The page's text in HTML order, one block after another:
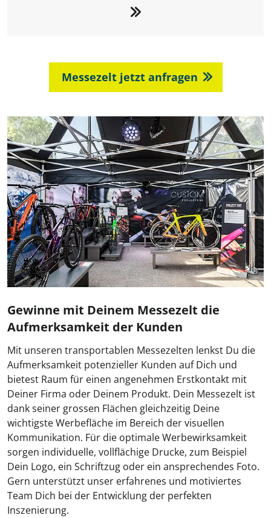
Messezelt jetzt anfragen
Gewinne mit Deinem Messezelt die
Aufmerksamkeit der Kunden
Mit unseren transportablen Messezelten lenkst Du die
Aufmerksamkeit potenzieller Kunden auf Dich und
bietest Raum für einen angenehmen Erstkontakt mit
Deiner Firma oder Deinem Produkt. Dein Messezelt ist
dank seiner grossen Flächen gleichzeitig Deine
wichtigste Werbefläche im Bereich der visuellen
Kommunikation. Für die optimale Werbewirksamkeit
sorgen individuelle, vollflächige Drucke, zum Beispiel
Dein Logo, ein Schriftzug oder ein ansprechendes Foto.
Gern unterstützt unser erfahrenes und motiviertes
Team Dich bei der Entwicklung der perfekten
Inszenierung.